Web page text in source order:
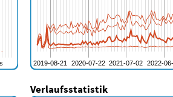
Verlaufsstatistik